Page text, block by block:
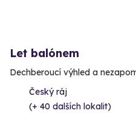
Let balónem
Dechberoucí výhled a
Český ráj
(+ 40 dalších lokalit)